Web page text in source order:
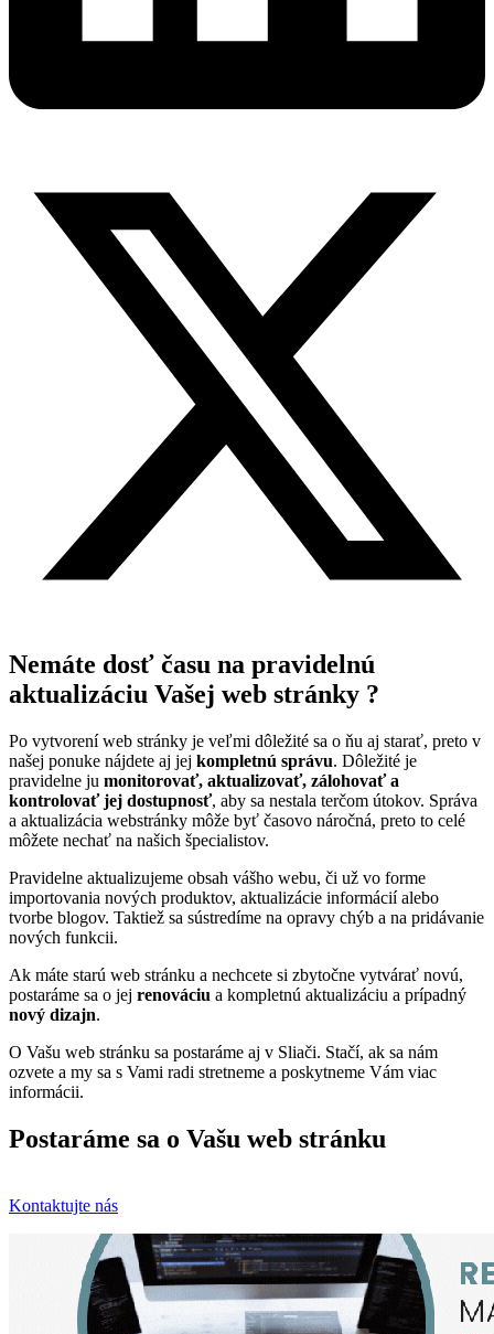
Nemáte dosť času na pravidelnú
aktualizáciu Vašej web stránky ?
Po vytvorení web stránky je veľmi dôležité sa o ňu aj starať, preto v
našej ponuke nájdete aj jej kompletnú správu. Dôležité je
pravidelne ju monitorovať, aktualizovať, zálohovať a
kontrolovať jej dostupnosť, aby sa nestala terčom útokov. Správa
a aktualizácia webstránky môže byť časovo náročná, preto to celé
môžete nechať na našich špecialistov.
Pravidelne aktualizujeme obsah vášho webu, či už vo forme
importovania nových produktov, aktualizácie informácií alebo
tvorbe blogov. Taktiež sa sústredíme na opravy chýb a na pridávanie
nových funkcii.
Ak máte starú web stránku a nechcete si zbytočne vytvárať novú,
postaráme sa o jej renováciu a kompletnú aktualizáciu a prípadný
nový dizajn.
O Vašu web stránku sa postaráme aj v Sliači. Stačí, ak sa nám
ozvete a my sa s Vami radi stretneme a poskytneme Vám viac
informácii.
Postaráme sa o Vašu web stránku
Kontaktujte nás